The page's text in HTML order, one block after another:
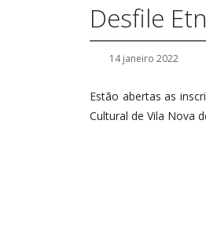
Desfile
14 janeiro 2022
Estão abertas as
Cultural de Vila Nova